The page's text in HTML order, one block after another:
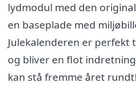
lydmodul med den
en baseplade med
Julekalenderen er perfekt
og bliver en flot
kan stå fremme året rundt!